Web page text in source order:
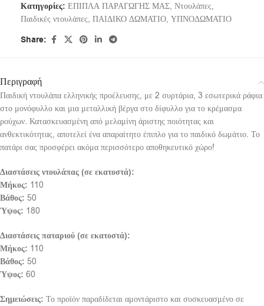
Κατηγορίες: ΕΠΙΠΛΑ ΠΑΡΑΓΩΓΗΣ ΜΑΣ, Ντουλάπες,
Παιδικές ντουλάπες, ΠΑΙΔΙΚΟ ΔΩΜΑΤΙΟ, ΥΠΝΟΔΩΜΑΤΙΟ
Share:
Περιγραφή
Παιδική ντουλάπα ελληνικής προέλευσης, με 2 συρτάρια, 3 εσωτερικά ράφια
στο μονόφυλλο και μια μεταλλική βέργα στο δίφυλλο για το κρέμασμα
ρούχων. Κατασκευασμένη από μελαμίνη άριστης ποιότητας και
ανθεκτικότητας, αποτελεί ένα απαραίτητο έπιπλο για το παιδικό δωμάτιο. Το
πατάρι σας προσφέρει ακόμα περισσότερο αποθηκευτικό χώρο!
Διαστάσεις ντουλάπας (σε εκατοστά):
Μήκος: 110
Βάθος: 50
Ύψος: 180
Διαστάσεις παταριού (σε εκατοστά):
Μήκος: 110
Βάθος: 50
Ύψος: 60
Σημειώσεις: Το προϊόν παραδίδεται αμοντάριστο και συσκευασμένο σε